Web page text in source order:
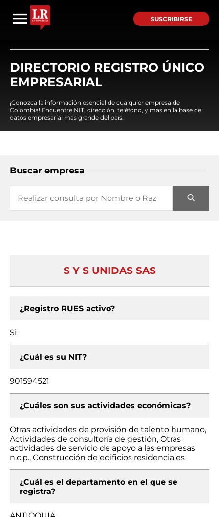
SUSCRIBIRSE
DIRECTORIO REGISTRO ÚNICO
EMPRESARIAL
¡Conozca la información esencial de cualquier empresa de
Colombia! Encuentre NIT, dirección, teléfono, y mas en la base de
datos empresarial mas grande del país.
Buscar empresa
S Y S UNIDAS SAS
¿Registro RUES activo?
Si
¿Cuál es su NIT?
901594521
¿Cuáles son sus actividades económicas?
Otras actividades de provisión de talento humano,
Actividades de consultoría de gestión, Otras
actividades de servicio de apoyo a las empresas
n.c.p., Construcción de edificios residenciales
¿Cuál es el departamento en el que se
registra?